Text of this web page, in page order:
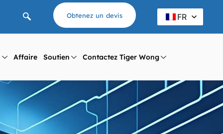
Obtenez un devis FR
Affaire Soutien Contactez Tiger Wong